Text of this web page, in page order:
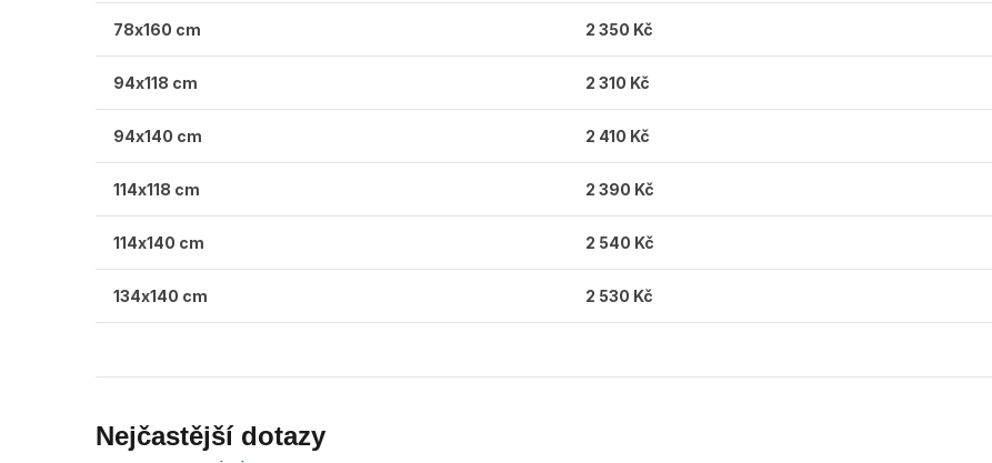
78x160 cm 2 350 Kč
94x118 cm 2 310 Kč
94x140 cm 2 410 Kč
114x118 cm 2 390 Kč
114x140 cm 2 540 Kč
134x140 cm 2 530 Kč
Nejčastější dotazy